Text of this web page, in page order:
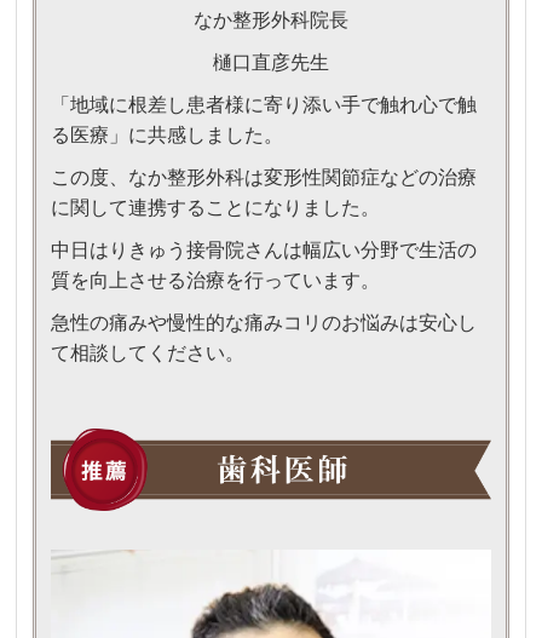
なか整形外科院長
樋口直彦先生
「地域に根差し患者様に寄り添い手で触れ心で触
る医療」に共感しました。
この度、なか整形外科は変形性関節症などの治療
に関して連携することになりました。
中日はりきゅう接骨院さんは幅広い分野で生活の
質を向上させる治療を行っています。
急性の痛みや慢性的な痛みコリのお悩みは安心し
て相談してください。